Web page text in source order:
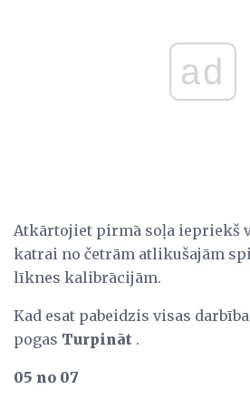
ad
Atkārtojiet pirmā soļa iepriekš
katrai no četrām atlikušajām
līknes kalibrācijām.
Kad esat pabeidzis visas
pogas Turpināt .
05 no 07